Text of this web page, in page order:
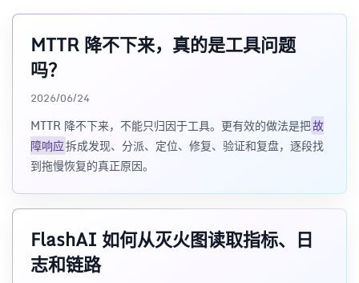
MTTR 降不下来，真的是工具问题
吗？
2026/06/24
MTTR 降不下来，不能只归因于工具。更有效的做法是把故
障响应拆成发现、分派、定位、修复、验证和复盘，逐段找
到拖慢恢复的真正原因。
FlashAI 如何从灭火图读取指标、日
志和链路